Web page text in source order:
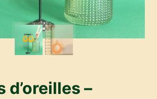
d’oreilles –